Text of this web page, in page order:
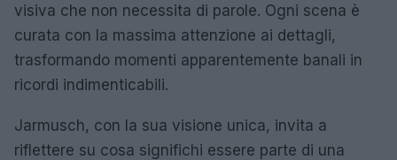
visiva che non necessita di parole. Ogni scena è
curata con la massima attenzione ai dettagli,
trasformando momenti apparentemente banali in
ricordi indimenticabili.
Jarmusch, con la sua visione unica, invita a
riflettere su cosa significhi essere parte di una